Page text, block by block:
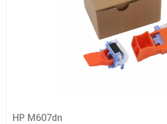
HP M607dn